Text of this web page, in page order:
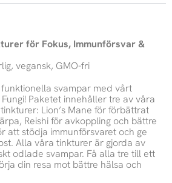
för Fokus, Immunförsvar &
vegansk, GMO-fri
svampar med vårt
Paketet innehåller tre av våra
Lion’s Mane för förbättrat
Reishi för avkoppling och bättre
att stödja immunförsvaret och ge
Alla våra tinkturer är gjorda av
odlade svampar. Få alla tre till ett
din resa mot bättre hälsa och